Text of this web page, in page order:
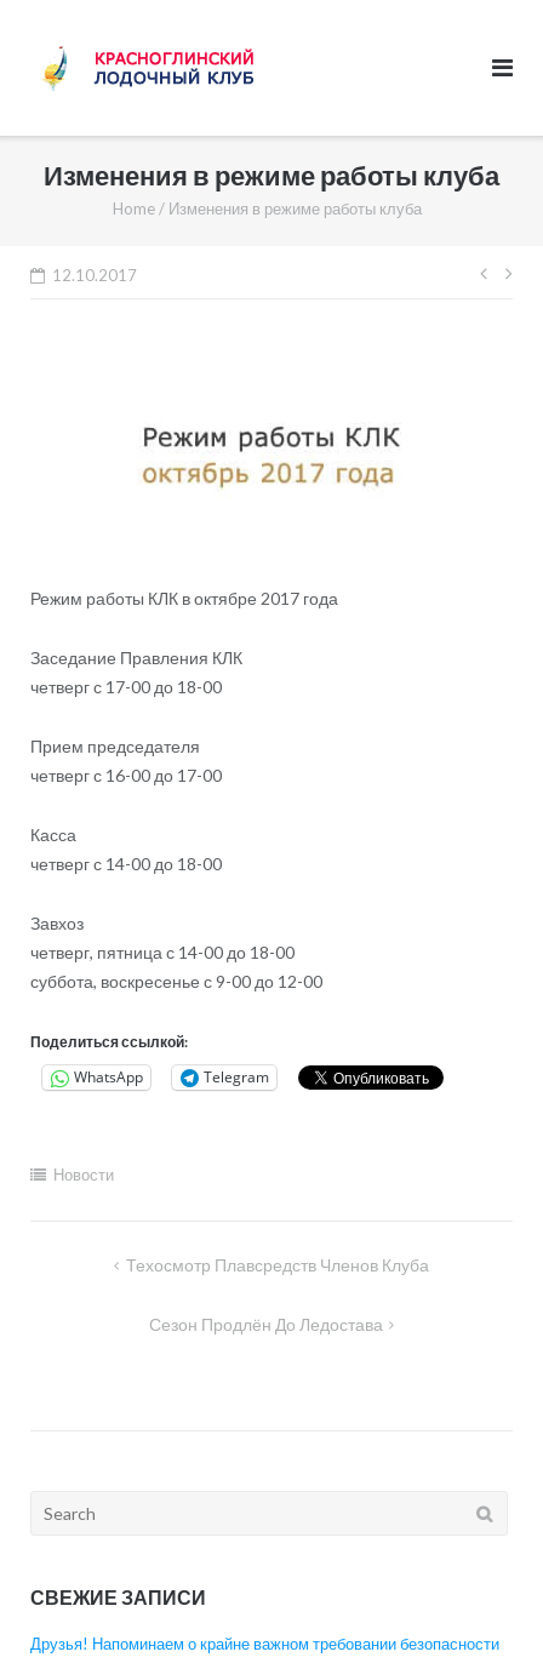
content
Изменения в режиме работы клуба
Home / Изменения в режиме работы клуба
12.10.2017
Режим работы КЛК в октябре 2017 года
Заседание Правления КЛК
четверг с 17-00 до 18-00
Прием председателя
четверг с 16-00 до 17-00
Касса
четверг с 14-00 до 18-00
Завхоз
четверг, пятница с 14-00 до 18-00
суббота, воскресенье с 9-00 до 12-00
Поделиться ссылкой:
WhatsApp Telegram
Новости
НавигацияТехосмотр Плавсредств Членов Клуба
Сезон Продлён До Ледостава
Search
СВЕЖИЕ ЗАПИСИ
Друзья! Напоминаем о крайне важном требовании безопасности